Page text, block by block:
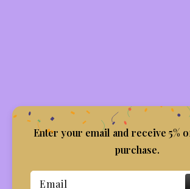
Enter your email and receive 5%
purchase.